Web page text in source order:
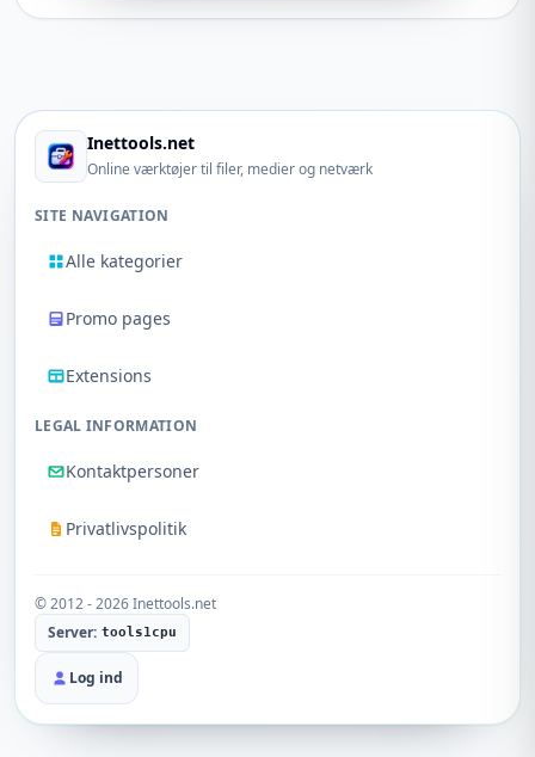
Inettools.net
Online værktøjer til filer, medier og netværk
SITE NAVIGATION
Alle kategorier
Promo pages
Extensions
LEGAL INFORMATION
Kontaktpersoner
Privatlivspolitik
© 2012 - 2026 Inettools.net
Server: tools1cpu
Log ind